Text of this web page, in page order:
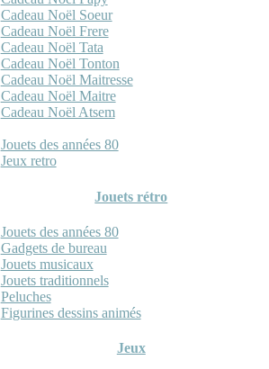
Cadeau Noël Soeur
Cadeau Noël Frere
Cadeau Noël Tata
Cadeau Noël Tonton
Cadeau Noël Maitresse
Cadeau Noël Maitre
Cadeau Noël Atsem
Jouets des années 80
Jeux retro
Jouets rétro
Jouets des années 80
Gadgets de bureau
Jouets musicaux
Jouets traditionnels
Peluches
Figurines dessins animés
Jeux